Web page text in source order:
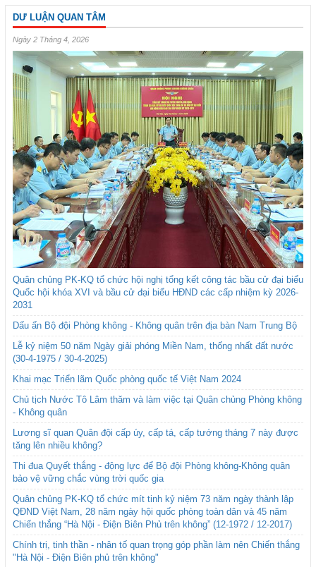
DƯ LUẬN QUAN TÂM
Ngày 2 Tháng 4, 2026
Quân chủng PK-KQ tổ chức hội nghị tổng kết công tác bầu cử đại biểu
Quốc hội khóa XVI và bầu cử đại biểu HĐND các cấp nhiệm kỳ 2026-
2031
Dấu ấn Bộ đội Phòng không - Không quân trên địa bàn Nam Trung Bộ
Lễ kỷ niệm 50 năm Ngày giải phóng Miền Nam, thống nhất đất nước
(30-4-1975 / 30-4-2025)
Khai mạc Triển lãm Quốc phòng quốc tế Việt Nam 2024
Chủ tịch Nước Tô Lâm thăm và làm việc tại Quân chủng Phòng không
- Không quân
Lương sĩ quan Quân đội cấp úy, cấp tá, cấp tướng tháng 7 này được
tăng lên nhiều không?
Thi đua Quyết thắng - động lực để Bộ đội Phòng không-Không quân
bảo vệ vững chắc vùng trời quốc gia
Quân chủng PK-KQ tổ chức mít tinh kỷ niệm 73 năm ngày thành lập
QĐND Việt Nam, 28 năm ngày hội quốc phòng toàn dân và 45 năm
Chiến thắng “Hà Nội - Điện Biên Phủ trên không” (12-1972 / 12-2017)
Chính trị, tinh thần - nhân tố quan trọng góp phần làm nên Chiến thắng
"Hà Nội - Điện Biên phủ trên không"